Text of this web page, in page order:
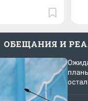
ОБЕЩАНИЯ И